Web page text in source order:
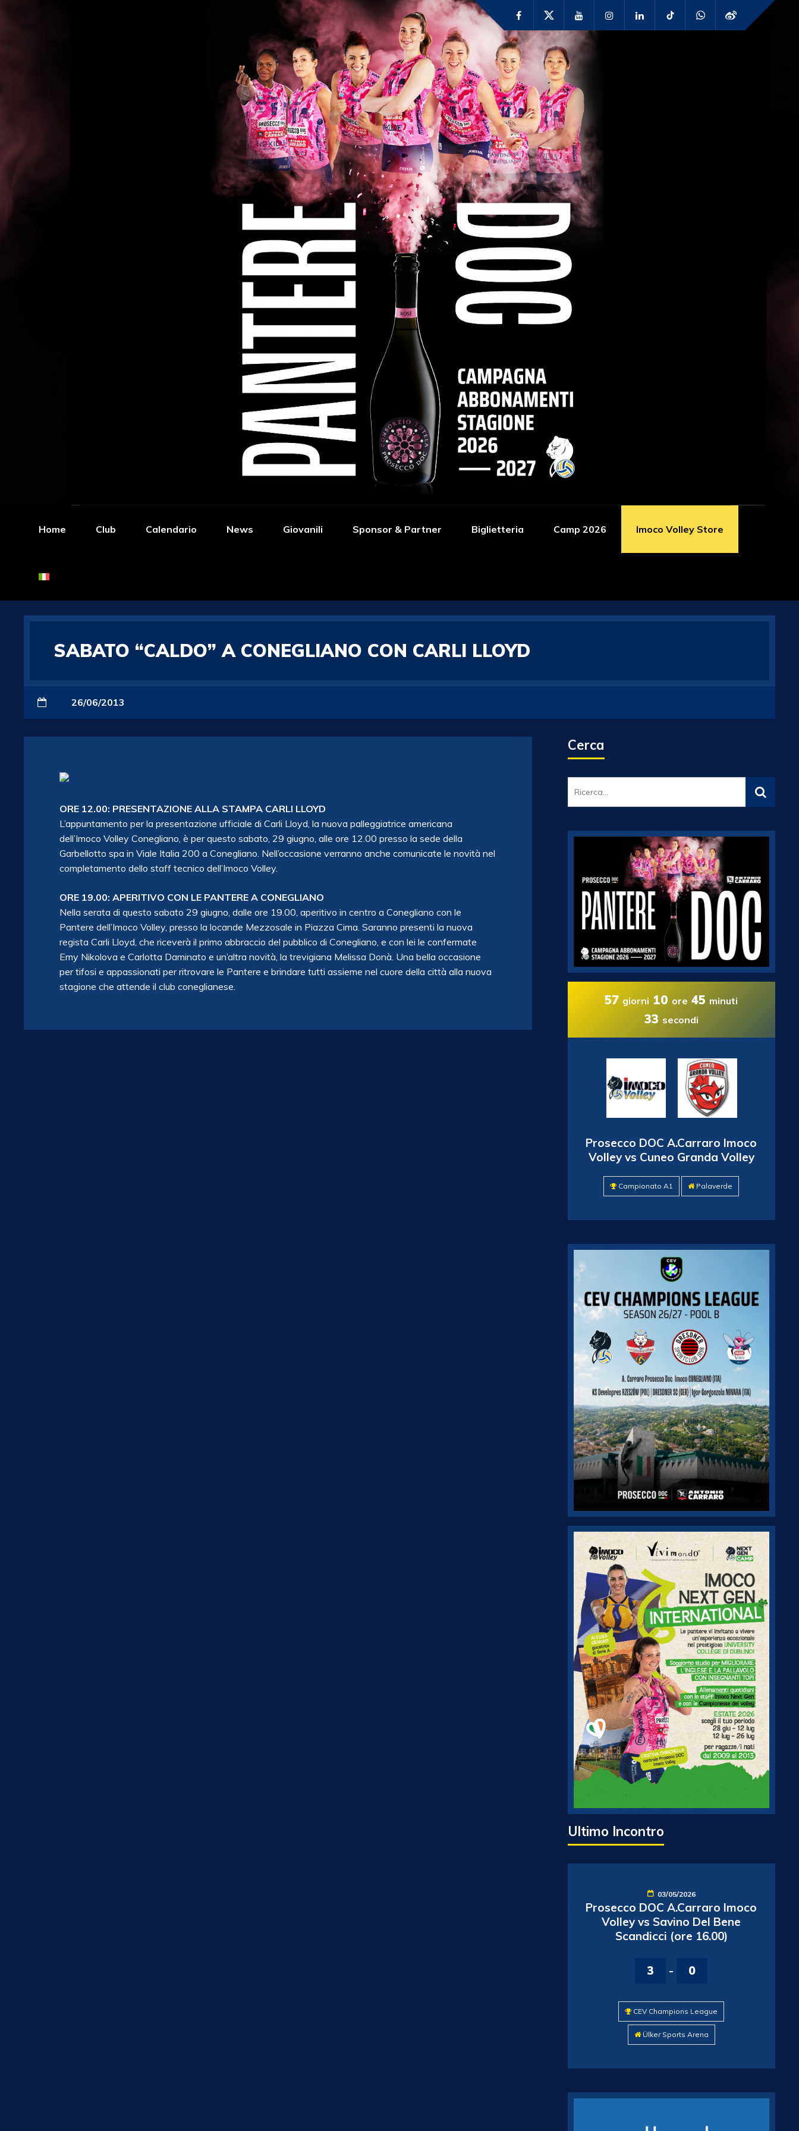
Home Club Calendario News Giovanili Sponsor & Partner Biglietteria Camp 2026 Imoco Volley Store
SABATO “CALDO” A CONEGLIANO CON CARLI LLOYD
26/06/2013
ORE 12.00: PRESENTAZIONE ALLA STAMPA CARLI LLOYD
L’appuntamento per la presentazione ufficiale di Carli Lloyd, la nuova palleggiatrice americana
dell’Imoco Volley Conegliano, è per questo sabato, 29 giugno, alle ore 12.00 presso la sede della
Garbellotto spa in Viale Italia 200 a Conegliano. Nell’occasione verranno anche comunicate le novità nel
completamento dello staff tecnico dell’Imoco Volley.
ORE 19.00: APERITIVO CON LE PANTERE A CONEGLIANO
Nella serata di questo sabato 29 giugno, dalle ore 19.00, aperitivo in centro a Conegliano con le
Pantere dell’Imoco Volley, presso la locande Mezzosale in Piazza Cima. Saranno presenti la nuova
regista Carli Lloyd, che riceverà il primo abbraccio del pubblico di Conegliano, e con lei le confermate
Emy Nikolova e Carlotta Daminato e un’altra novità, la trevigiana Melissa Donà. Una bella occasione
per tifosi e appassionati per ritrovare le Pantere e brindare tutti assieme nel cuore della città alla nuova
stagione che attende il club coneglianese.
Cerca
57 giorni 10 ore 45 minuti
32 secondi
Prosecco DOC A.Carraro Imoco
Volley vs Cuneo Granda Volley
Campionato A1 Palaverde
Ultimo Incontro
03/05/2026
Prosecco DOC A.Carraro Imoco
Volley vs Savino Del Bene
Scandicci (ore 16.00)
3 - 0
CEV Champions League
Ülker Sports Arena